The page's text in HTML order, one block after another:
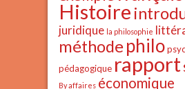
Histoire
juridique la philosophie
méthode philo
pédagogique rapport
By affaires économique